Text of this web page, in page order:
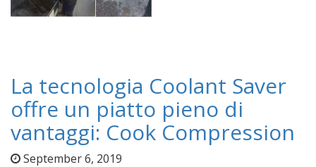
La tecnologia Coolant Saver
offre un piatto pieno di
vantaggi: Cook Compression
September 6, 2019